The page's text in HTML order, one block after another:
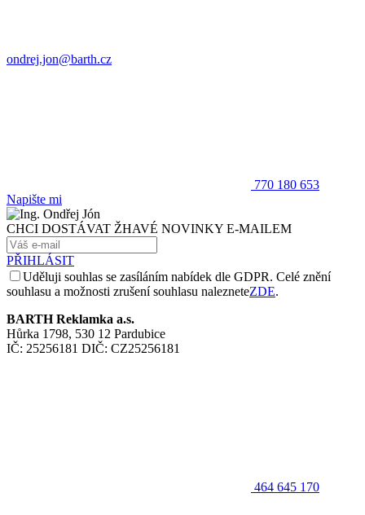
ondrej.jon@barth.cz
770 180 653
Napište mi
CHCI DOSTÁVAT ŽHAVÉ NOVINKY E-MAILEM
PŘIHLÁSIT
Uděluji souhlas se zasíláním nabídek dle GDPR. Celé znění
souhlasu a možnosti zrušení souhlasu nalezneteZDE.
BARTH Reklamka a.s.
Hůrka 1798, 530 12 Pardubice
IČ: 25256181 DIČ: CZ25256181
464 645 170